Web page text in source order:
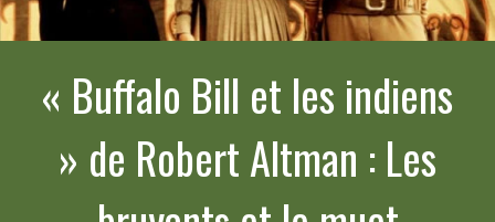
« Buffalo Bill et les indiens
» de Robert Altman : Les